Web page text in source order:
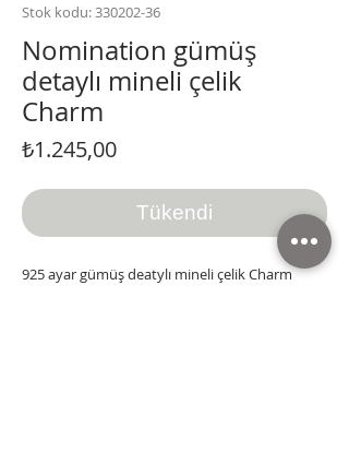
Stok kodu: 330202-36
Nomination gümüş
detaylı mineli çelik
Charm
₺1.245,00Fiyat
Tükendi
925 ayar gümüş deatylı mineli çelik Charm